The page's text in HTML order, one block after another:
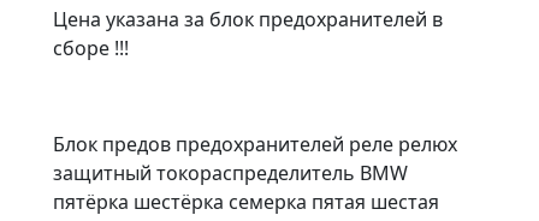
Цена указана за блок предохранителей в
сборе !!!
Блок предов предохранителей реле релюх
защитный токораспределитель BMW
пятёрка шестёрка семерка пятая шестая